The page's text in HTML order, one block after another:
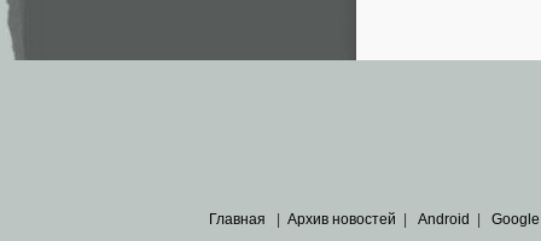
Главная Архив новостей Android Google